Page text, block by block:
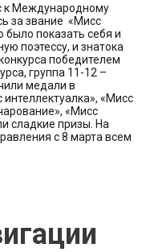
к Международному
за звание «Мисс
показать себя и
поэтессу, и знатока
победителем
группа 11-12 –
медали в
«Мисс
«Мисс
сладкие призы. На
с 8 марта всем